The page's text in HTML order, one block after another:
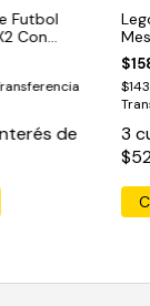
Futbol
Con
de
3